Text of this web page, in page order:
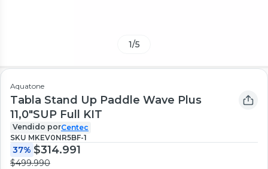
1/5
Aquatone
Tabla Stand Up Paddle Wave Plus
11,0"SUP Full KIT
Vendido porCentec
SKU MKEV0NR5BF-1
37% $314.991
$499.990